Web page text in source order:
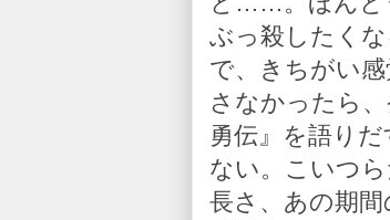
ぶっ殺したく
で、きちがい
さなかったら
勇伝』を語り
ない。こいつ
長さ、あの期間